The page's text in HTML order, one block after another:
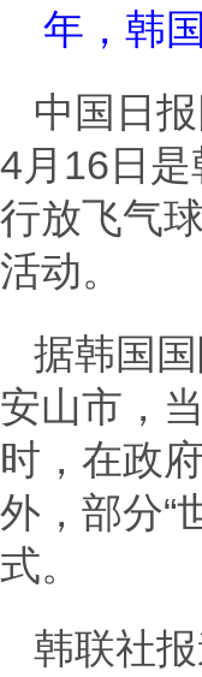
年，韩
中国日
4月16日是
行放飞气
活动。
据韩国
安山市，
时，在政
外，部分“
式。
韩联社